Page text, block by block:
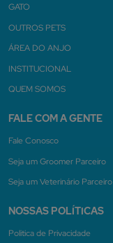
GATO
OUTROS PETS
ÁREA DO ANJO
INSTITUCIONAL
QUEM SOMOS
FALE COM A GENTE
Fale Conosco
Seja um Groomer Parceiro
Seja um Veterinário Parceiro
NOSSAS POLÍTICAS
Politica de Privacidade